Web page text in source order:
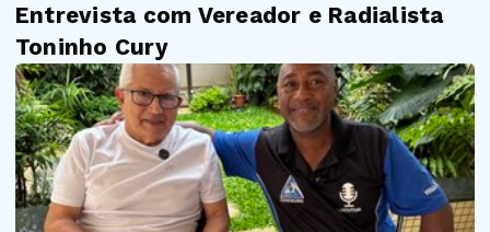
Entrevista com Vereador e Radialista
Toninho Cury